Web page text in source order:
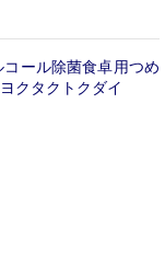
ール除菌食卓用つめ
クタクトクダイ